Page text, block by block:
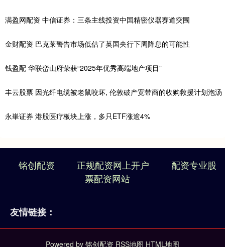
满盈网配资 中信证券：三条主线投资中国精密仪器赛道突围
金财配资 巴克莱警告市场低估了英国央行下周降息的可能性
钱盈配 华联峦山府荣获“2025年优秀高端地产项目”
丰云股票 因光纤电缆被老鼠咬坏, 伦敦破产宽带商的收购救援计划泡汤
永崋证券 港股医疗板块上涨，多只ETF涨逾4%
铭创配资 正规配资网上开户
配资专业股
票配资网站
友情链接：
Powered by 铭创配资 RSS地图 HTML地图